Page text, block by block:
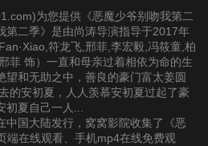
为您提供《恶魔少爷别吻我第二
第二季》是由尚涛导演指导于2017年
符龙飞,邢菲,李宏毅,冯筱童,柏
菲 饰）一直和母亲过着相依为命的生
望和无助之中，善良的豪门富太姜圆
的安初夏，人人羡慕安初夏过起了豪
夏自己一人...
中国大陆发行，窝窝影院收集了《恶
端在线观看、手机mp4在线免费观